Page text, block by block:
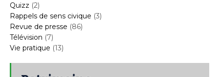
Quizz (2)
Rappels de sens civique (3)
Revue de presse (86)
Télévision (7)
Vie pratique (13)